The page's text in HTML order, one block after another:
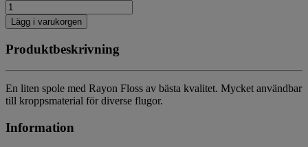
Lägg i varukorgen
Produktbeskrivning
En liten spole med Rayon Floss av bästa kvalitet. Mycket användbar
till kroppsmaterial för diverse flugor.
Information